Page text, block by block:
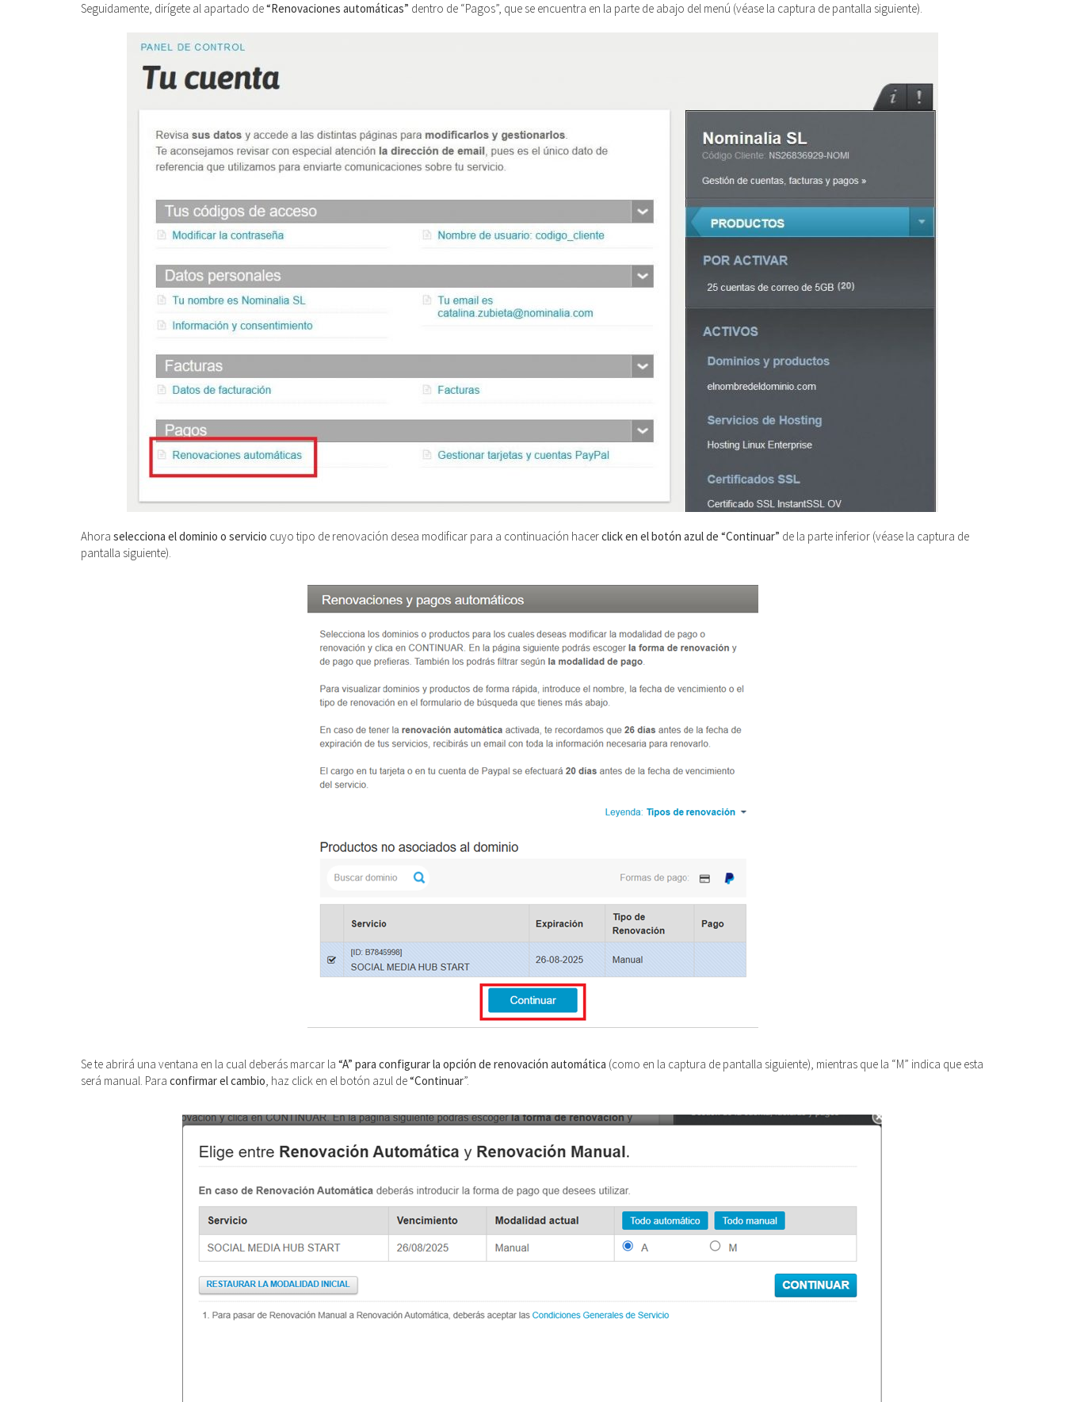
Seguidamente, dirígete al apartado de“Renovaciones automáticas” dentro de “Pagos”, que se encuentra en la parte de abajo del menú (véase la captura de pantalla siguiente).
Ahora selecciona el dominio o servicio cuyo tipo de renovación desea modificar para a continuación hacerclick en el botón azul de “Continuar” de la parte inferior (véase la captura de
pantalla siguiente).
Se te abrirá una ventana en la cual deberás marcar la “A” para configurar la opción de renovación automática (como en la captura de pantalla siguiente), mientras que la “M” indica que esta
será manual. Para confirmar el cambio, haz click en el botón azul de“Continuar”.